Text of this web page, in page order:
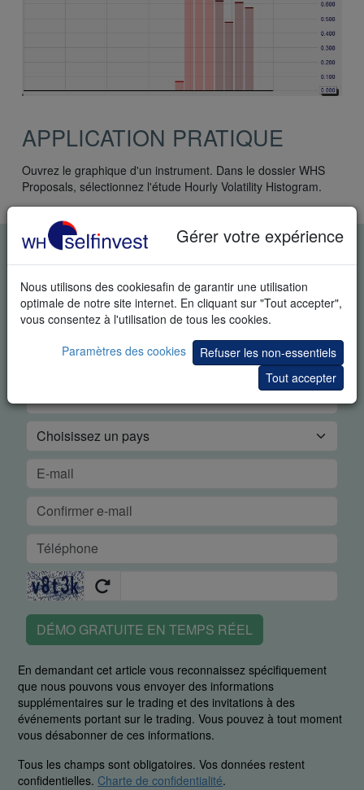
APPLICATION PRATIQUE
Ouvrez le graphique d'un instrument. Dans le dossier WHS
Proposals, sélectionnez l'étude Hourly Volatility Histogram.
Gérer votre expérience
Nous utilisons des cookiesafin de garantir une utilisation
optimale de notre site internet. En cliquant sur "Tout accepter",
vous consentez à l'utilisation de tous les cookies.
Paramètres des cookies
Refuser les non-essentiels
Tout accepter
DÉMO GRATUITE EN TEMPS
RÉEL
DÉMO GRATUITE EN TEMPS RÉEL
En demandant cet article vous reconnaissez spécifiquement
que nous pouvons vous envoyer des informations
supplémentaires sur le trading et des invitations à des
événements portant sur le trading. Vous pouvez à tout moment
vous désabonner de ces informations.
Tous les champs sont obligatoires. Vos données restent
confidentielles. Charte de confidentialité.